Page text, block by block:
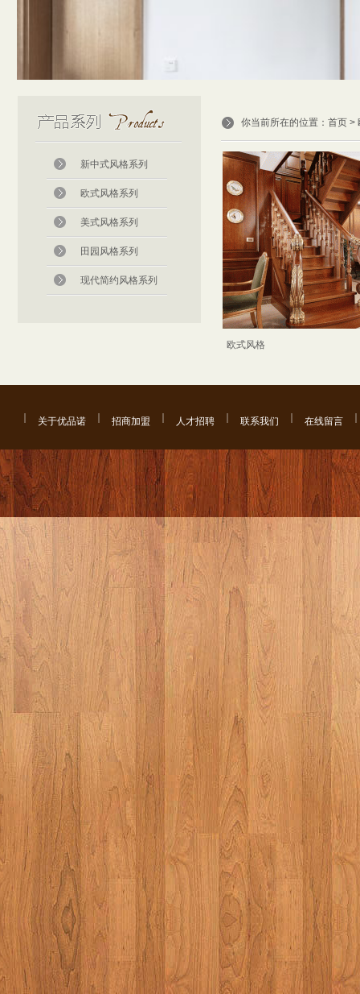
你当前所在的位置： 首页 >
欧式风格
新中式风格系列
欧式风格系列
美式风格系列
田园风格系列
现代简约风格系列
关于优品诺 招商加盟 人才招聘 联系我们 在线留言